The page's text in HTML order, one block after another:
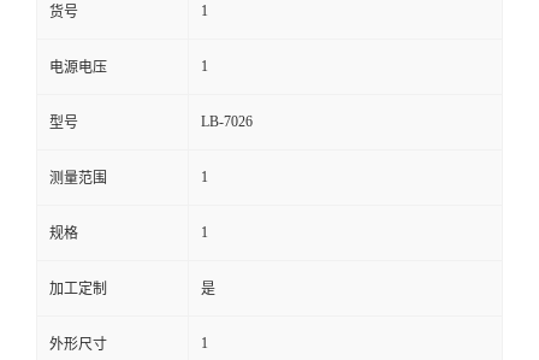
线
留
货号 1
电源电压 1
型号 LB-7026
测量范围 1
规格 1
加工定制 是
外形尺寸 1